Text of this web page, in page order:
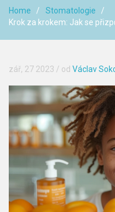
Home
Stomatologie
Krok za krokem: Jak se
zář, 27 2023 / od Václav